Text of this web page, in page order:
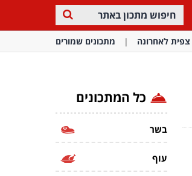
צפית לאחרונה מתכונים שמורים
כל המתכונים
בשר
עוף